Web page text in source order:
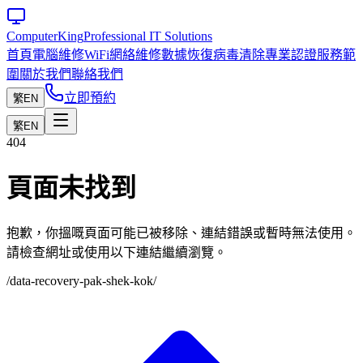
ComputerKingProfessional IT Solutions
首頁電腦維修WiFi網絡維修數據恢復病毒清除專業認證服務範
圍 關於我們聯絡我們
繁EN 立即預約
繁EN
404
頁面未找到
抱歉，你搵嘅頁面可能已被移除、連結錯誤或暫時無法使用。
請檢查網址或使用以下連結繼續瀏覽。
/data-recovery-pak-shek-kok/